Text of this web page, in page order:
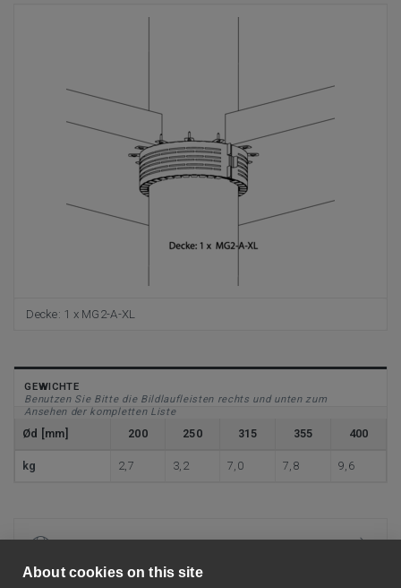
About cookies on this site
Decke: 1 x MG2-A-XL
GEWICHTE
Benutzen Sie Bitte die Bildlaufleisten rechts und unten zum
Ansehen der kompletten Liste
Ød [mm] 200 250 315 355 400
kg 2,7 3,2 7,0 7,8 9,6